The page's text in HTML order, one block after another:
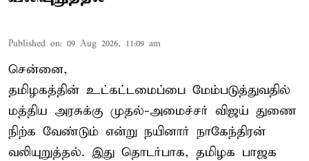
Published on: 09 Aug 2026, 11:09 am
சென்னை,
தமிழகத்தின் உட்கட்டமைப்பை மேம்படுத்துவதில்
மத்திய அரசுக்கு முதல்-அமைச்சர் விஜய் துணை
நிற்க வேண்டும் என்று நயினார் நாகேந்திரன்
வலியுறுத்தல். இது தொடர்பாக, தமிழக பாஜக